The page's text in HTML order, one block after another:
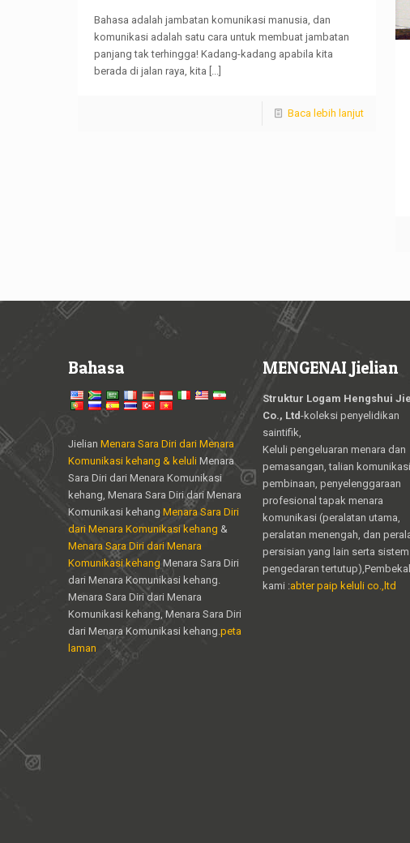
Bahasa adalah jambatan komunikasi manusia, dan
komunikasi adalah satu cara untuk membuat jambatan
panjang tak terhingga! Kadang-kadang apabila kita
berada di jalan raya, kita
Baca lebih lanjut
Bahasa
Jielian Menara Sara Diri dari Menara
Komunikasi kehang & keluli Menara
Sara Diri dari Menara Komunikasi
kehang, Menara Sara Diri dari Menara
Komunikasi kehang Menara Sara Diri
dari Menara Komunikasi kehang &
Menara Sara Diri dari Menara
Komunikasi kehang Menara Sara Diri
dari Menara Komunikasi kehang.
Menara Sara Diri dari Menara
Komunikasi kehang, Menara Sara Diri
dari Menara Komunikasi kehang. peta
laman
MENGENAI Jielian
Struktur Logam Hengshui
Co., Ltd-koleksi penyelidikan
saintifik,
Keluli pengeluaran menara dan
pemasangan, talian komunikasi
pembinaan, penyelenggaraan
profesional tapak menara
komunikasi (peralatan utama,
peralatan menengah, dan
persisian yang lain serta sistem
pengedaran
kami :abter paip keluli co.,ltd